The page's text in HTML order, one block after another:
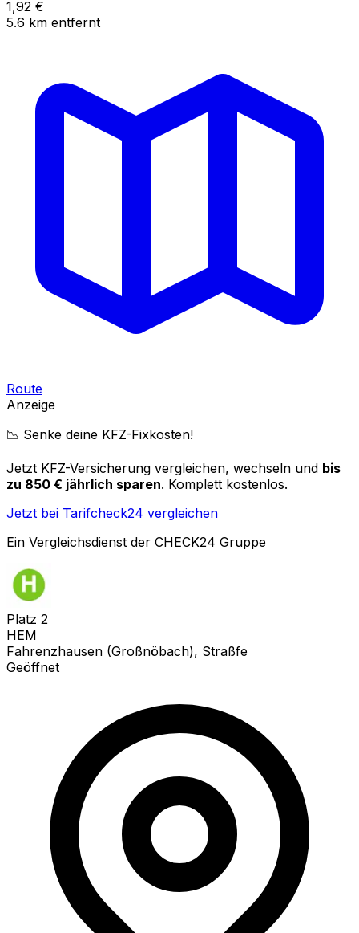
1,92 €
5.6 km entfernt
Route
Anzeige
📉 Senke deine KFZ-Fixkosten!
Jetzt KFZ-Versicherung vergleichen, wechseln und bis
zu 850 € jährlich sparen. Komplett kostenlos.
Jetzt bei Tarifcheck24 vergleichen
Ein Vergleichsdienst der CHECK24 Gruppe
Platz 2
HEM
Fahrenzhausen (Großnöbach), Straßfe
Geöffnet